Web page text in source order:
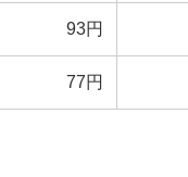
93円
77円